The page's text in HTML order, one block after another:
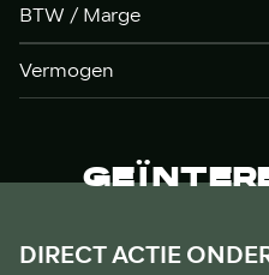
BTW / Marge
Vermogen
DIRECT ACTIE